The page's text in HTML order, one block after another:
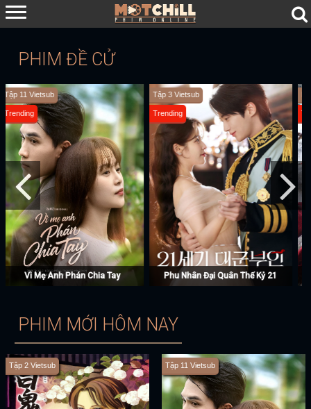
PHIM ĐỀ CỬ
Hoàn Tất (29/29) Vietsub + Thuyết Minh
Trending
Nguyệt Lân Ỷ Kỷ
Hoàn tất (7/7) Vietsub + Lồng Tiếng
Trending
Chó Săn Công Lý (Phần 2)
PHIM MỚI HÔM NAY
Tập 2 Vietsub Tập 11 Vietsub